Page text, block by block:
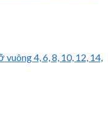
4, 6, 8, 10, 12, 14,